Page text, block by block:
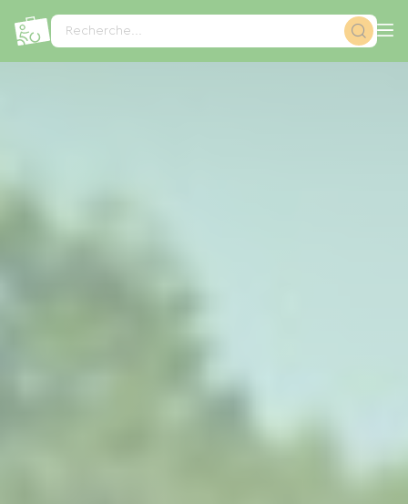
Recherche...
Panneau de gestion des cookies